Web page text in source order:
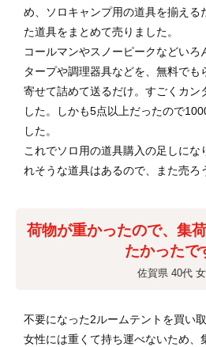
め、ソロキャンプ用の道具を揃える
た道具をまとめて売りました。
コールマンやスノーピークなどいろ
タープや調理器具などを、無料でも
寄せて詰めて送るだけ。すごくカン
した。しかも5点以上だったので
した。
これでソロ用の道具購入の足しにな
れそうな道具はあるので、また売ろ
荷物が重かったので、集
たかったで
佐賀県 40代
不要になった2ルームテントを買い
女性には重くて持ち運べないため、